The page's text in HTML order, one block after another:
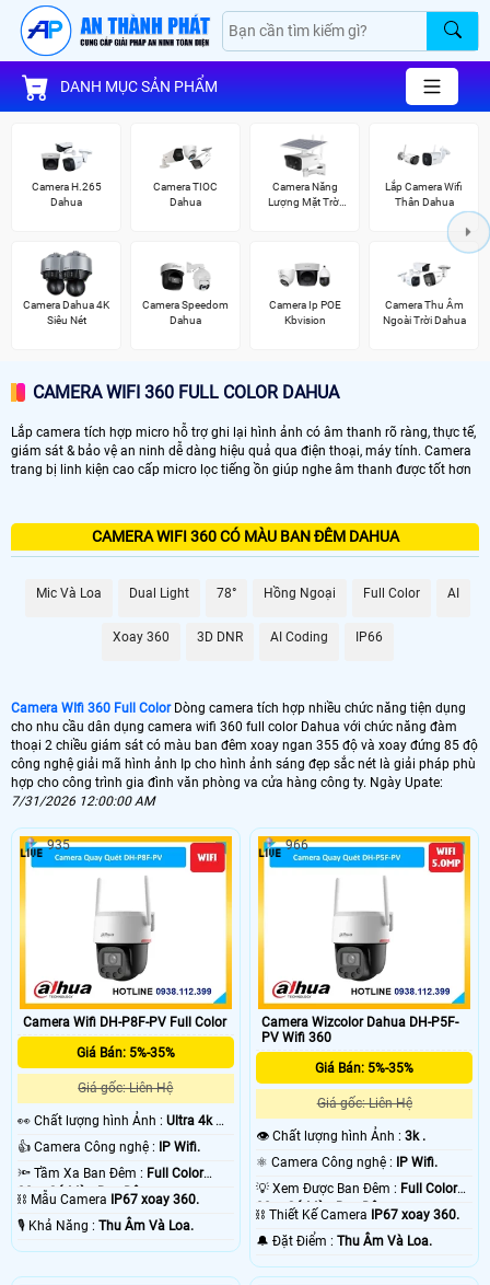
DANH MỤC SẢN PHẨM
Camera H.265
Dahua
Camera TIOC
Dahua
Camera Năng
Lượng Mặt Trời
Lắp Camera Wifi
Thân Dahua
Camera Dahua 4K
Siêu Nét
Camera Speedom
Dahua
Camera Ip POE
Kbvision
Camera Thu Âm
Ngoài Trời Dahua
CAMERA WIFI 360 FULL COLOR DAHUA
Lắp camera tích hợp micro hỗ trợ ghi lại hình ảnh có âm thanh rõ ràng, thực tế,
giám sát & bảo vệ an ninh dễ dàng hiệu quả qua điện thoại, máy tính. Camera
trang bị linh kiện cao cấp micro lọc tiếng ồn giúp nghe âm thanh được tốt hơn
CAMERA WIFI 360 CÓ MÀU BAN ĐÊM DAHUA
Mic Và Loa Dual Light 78° Hồng Ngoại Full Color AI
Xoay 360 3D DNR AI Coding IP66
Camera WIfi 360 Full ColorDòng camera tích hợp nhiều chức năng tiện dụng
cho nhu cầu dân dụng camera wifi 360 full color Dahua với chức năng đàm
thoại 2 chiều giám sát có màu ban đêm xoay ngan 355 độ và xoay đứng 85 độ
công nghệ giải mã hình ảnh Ip cho hình ảnh sáng đẹp sắc nét là giải pháp phù
hợp cho công trình gia đình văn phòng va cửa hàng công ty. Ngày Upate:
7/31/2026 12:00:00 AM
Camera Wifi DH-P8F-PV Full Color
Giá Bán: 5%-35%
Giá gốc: Liên Hệ
️👀 Chất lượng hình Ảnh : Ultra 4k 👍🏾
👍 Camera Công nghệ :
IP Wifi.
🔦 Tầm Xa Ban Đêm : Full Color
30m Có Màu Ban Ðêm.
⛓ Mẫu Camera
IP67 xoay 360.
️🎙 Khả Năng : Thu Âm Và Loa.
935
Camera Wizcolor Dahua DH-P5F-
PV Wifi 360
Giá Bán: 5%-35%
Giá gốc: Liên Hệ
👁 Chất lượng hình Ảnh :3k .
⚛️ Camera Công nghệ :
IP Wifi.
💡 Xem Được Ban Đêm : Full Color
30m Có Màu Ban Ðêm.
⛓ Thiết Kế Camera
IP67 xoay 360.
️🔔 Đặt Điểm :Thu Âm Và Loa.
966